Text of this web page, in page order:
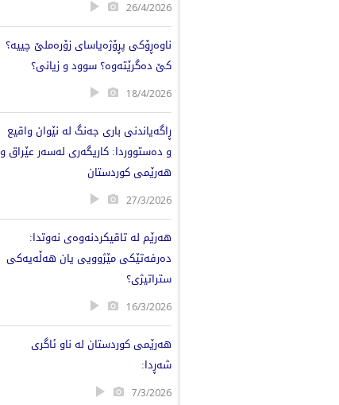
26/4/2026
ناوەڕۆکی پڕۆژەیاسای زۆرەملێ چییە؟
کێ دەگرێتەوە؟ سوود و زیانی؟
18/4/2026
ڕاگەیاندنی باری جەنگ لە نێوان واقیع
و دەستووردا: کاریگەری لەسەر عێراق و
هەرێمی کوردستان
27/3/2026
هەرێم لە تاقیکردنەوەی نەوتدا:
دەرفەتێکی مێژوویی یان هەڵەیەکی
ستراتیژی؟
16/3/2026
هەرێمی کوردستان لە ناو ئاگری
شەڕدا:
7/3/2026